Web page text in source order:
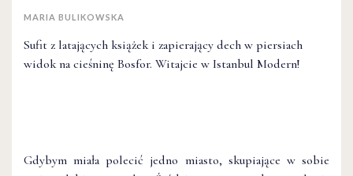
MARIA BULIKOWSKA
Sufit z latających książek i zapierający dech w piersiach
widok na cieśninę Bosfor. Witajcie w Istanbul Modern!
Gdybym miała polecić jedno miasto, skupiające w sobie